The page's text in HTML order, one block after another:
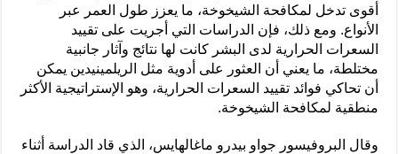
أقوى تدخل لمكافحة الشيخوخة، ما يعزز طول العمر عبر
الأنواع. ومع ذلك، فإن الدراسات التي أجريت على تقييد
السعرات الحرارية لدى البشر كانت لها نتائج وآثار جانبية
مختلطة، ما يعني أن العثور على أدوية مثل الريلمينيدين يمكن
أن تحاكي فوائد تقييد السعرات الحرارية، وهو الإستراتيجية الأكثر
منطقية لمكافحة الشيخوخة.
وقال البروفيسور جواو بيدرو ماغالهايس، الذي قاد الدراسة أثناء